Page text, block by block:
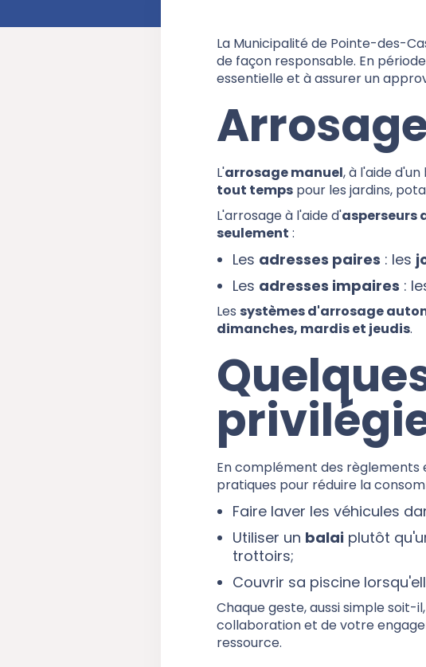
La Municipalité de Pointe-des-
de façon responsable. En
essentielle et à assurer un
L'arrosage manuel, à l'aide
tout temps pour les jardins,
L'arrosage à l'aide d'asperseurs
seulement :
Les adresses paires : les
Les adresses impaires :
Les systèmes d'arrosage
dimanches, mardis et jeudis.
En complément des règlements
pratiques pour réduire la
Faire laver les véhicules
Utiliser un balai plutôt
trottoirs;
Couvrir sa piscine
Chaque geste, aussi simple
collaboration et de votre
ressource.